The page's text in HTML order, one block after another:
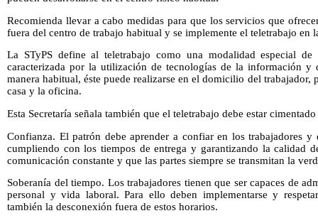
Recomienda llevar a cabo medidas para que los servicios que
fuera del centro de trabajo habitual y se implemente el teletrabajo en
La STyPS define al teletrabajo como una modalidad especial
caracterizada por la utilización de tecnologías de la información y
manera habitual, éste puede realizarse en el domicilio del trabajador,
casa y la oficina.
Esta Secretaría señala también que el teletrabajo debe estar
Confianza. El patrón debe aprender a confiar en los trabajadores y
cumpliendo con los tiempos de entrega y garantizando la calidad
comunicación constante y que las partes siempre se transmitan la
Soberanía del tiempo. Los trabajadores tienen que ser capaces de
personal y vida laboral. Para ello deben implementarse y
también la desconexión fuera de estos horarios.